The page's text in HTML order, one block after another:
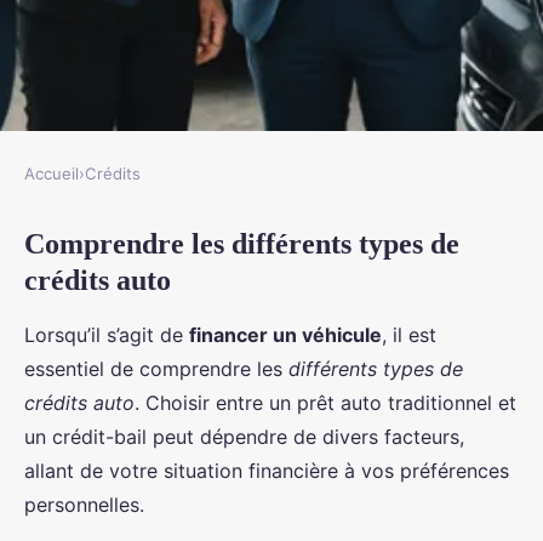
Comment choisir le meilleur
crédit auto ?
David•5 novembre 2024•7 min de lecture
Accueil›Crédits
Comprendre les différents types de
crédits auto
Lorsqu’il s’agit de financer un véhicule, il est
essentiel de comprendre les différents types de
crédits auto. Choisir entre un prêt auto traditionnel et
un crédit-bail peut dépendre de divers facteurs,
allant de votre situation financière à vos préférences
personnelles.